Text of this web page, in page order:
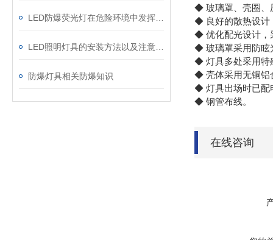
防爆灯具相关防爆知识
◆ 玻璃罩、壳圈、
◆ 良好的散热设计
◆ 优化配光设计，
◆ 玻璃罩采用防眩
◆ 灯具多处采用特
◆ 壳体采用无铜铝
◆ 灯具出场时已配
◆ 钢管布线。
在线咨询